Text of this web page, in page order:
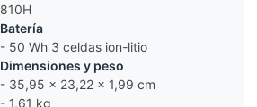
810H
Batería
- 50 Wh 3 celdas ion-litio
Dimensiones y peso
- 35,95 x 23,22 x 1,99 cm
- 1,61 kg